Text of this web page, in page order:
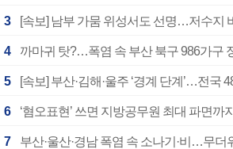
3 [속보] 남부 가뭄 위성서도 선명…저수지
4 까마귀 탓?…폭염 속 부산 북구 986가구
5 [속보] 부산·김해·울주 ‘경계 단계’…전국
6 ‘혐오표현’ 쓰면 지방공무원 최대 파면까
7 부산·울산·경남 폭염 속 소나기·비…무더